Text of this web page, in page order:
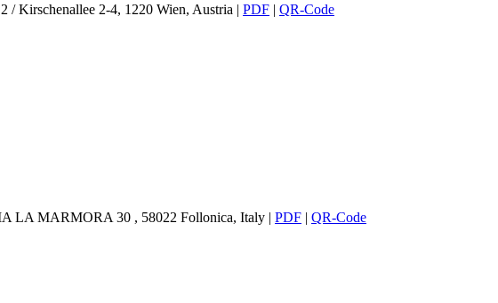
/ Kirschenallee 2-4, 1220 Wien, Austria | PDF | QR-Code
LA MARMORA 30 , 58022 Follonica, Italy | PDF | QR-Code